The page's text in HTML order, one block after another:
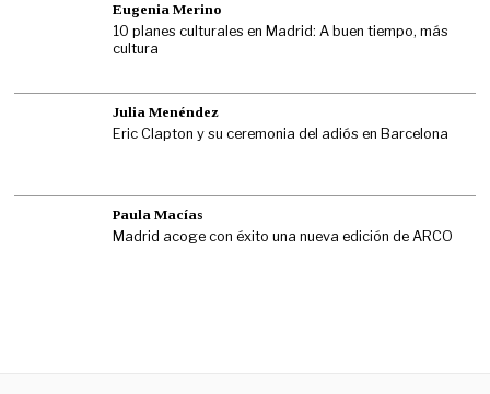
Eugenia Merino
10 planes culturales en Madrid: A buen tiempo, más
cultura
Julia Menéndez
Eric Clapton y su ceremonia del adiós en Barcelona
Paula Macías
Madrid acoge con éxito una nueva edición de ARCO